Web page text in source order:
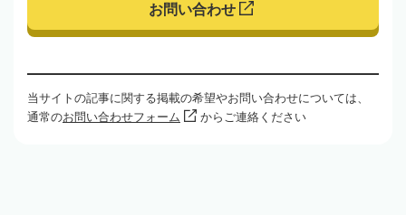
お問い合わせ
当サイトの記事に関する掲載の希望やお問い合わせについては、
通常のお問い合わせフォーム からご連絡ください